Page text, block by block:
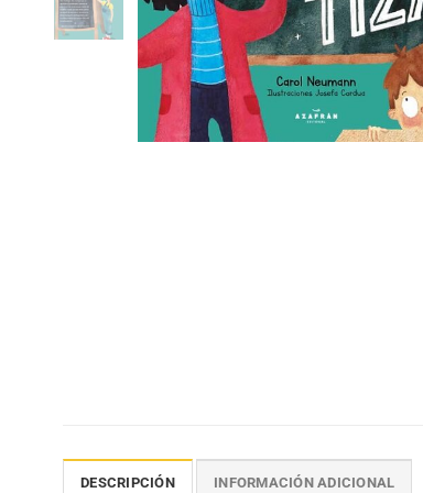
DESCRIPCIÓN INFORMACIÓN ADICIONAL